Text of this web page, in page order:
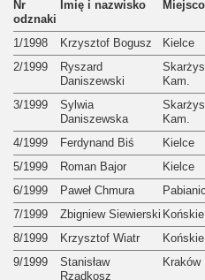
Nr
odznaki
Imię i nazwisko
1/1998
Krzysztof Bogusz Kielce
2/1999
Ryszard
Daniszewski
Kam.
3/1999
Sylwia
Daniszewska
Kam.
4/1999 Ferdynand Biś Kielce
5/1999
Roman Bajor Kielce
6/1999
Paweł Chmura
7/1999
Zbigniew Siewierski Końskie
8/1999
Krzysztof Wiatr Końskie
9/1999
Stanisław
Rzadkosz
Kraków